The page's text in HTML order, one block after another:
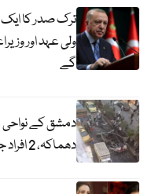
ترک صدر کا ایک
ولی عہد اور
گے
دمشق کے
دھماکہ، 2 افراد جاں بحق، متعدد زخمی